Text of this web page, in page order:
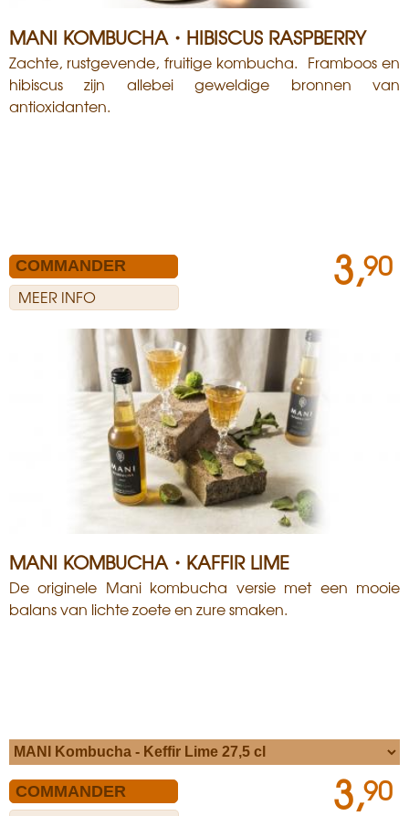
MANI KOMBUCHA・HIBISCUS RASPBERRY
Zachte, rustgevende, fruitige kombucha. Framboos en
hibiscus zijn allebei geweldige bronnen van
antioxidanten.
MEER INFO
3,90
MANI KOMBUCHA・KAFFIR LIME
De originele Mani kombucha versie met een mooie
balans van lichte zoete en zure smaken.
3,90